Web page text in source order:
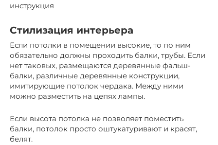
инструкция
Стилизация интерьера
Если потолки в помещении высокие, то по ним
обязательно должны проходить балки, трубы. Если
нет таковых, размещаются деревянные фальш-
балки, различные деревянные конструкции,
имитирующие потолок чердака. Между ними
можно разместить на цепях лампы.
Если высота потолка не позволяет поместить
балки, потолок просто оштукатуривают и красят,
белят.